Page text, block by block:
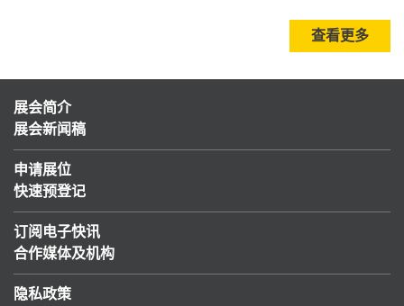
查看更多
展会简介
展会新闻稿
申请展位
快速预登记
订阅电子快讯
合作媒体及机构
隐私政策